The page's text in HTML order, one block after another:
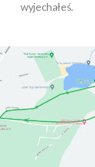
wyjechałeś.